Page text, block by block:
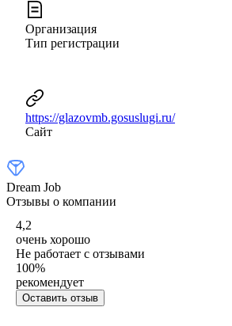
Организация
Тип регистрации
https://glazovmb.gosuslugi.ru/
Сайт
Dream Job
Отзывы о компании
4,2
очень хорошо
Не работает с отзывами
100%
рекомендует
Оставить отзыв